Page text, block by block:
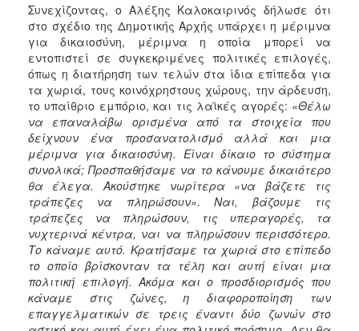
Συνεχίζοντας, ο Αλέξης Καλοκαιρινός δήλωσε ότι
στο σχέδιο της Δημοτικής Αρχής υπάρχει η μέριμνα
για δικαιοσύνη, μέριμνα η οποία μπορεί να
εντοπιστεί σε συγκεκριμένες πολιτικές επιλογές,
όπως η διατήρηση των τελών στα ίδια επίπεδα για
τα χωριά, τους κοινόχρηστους χώρους, την άρδευση,
το υπαίθριο εμπόριο, και τις λαϊκές αγορές: «Θέλω
να επαναλάβω ορισμένα από τα στοιχεία που
δείχνουν ένα προσανατολισμό αλλά και μια
μέριμνα για δικαιοσύνη. Είναι δίκαιο το σύστημα
συνολικά; Προσπαθήσαμε να το κάνουμε δικαιότερο
θα έλεγα. Ακούστηκε νωρίτερα «να βάζετε τις
τράπεζες να πληρώσουν». Ναι, βάζουμε τις
τράπεζες να πληρώσουν, τις υπεραγορές, τα
νυχτερινά κέντρα, ναι να πληρώσουν περισσότερο.
Το κάναμε αυτό. Κρατήσαμε τα χωριά στο επίπεδο
το οποίο βρίσκονταν τα τέλη και αυτή είναι μια
πολιτική επιλογή. Ακόμα και ο προσδιορισμός που
κάναμε στις ζώνες, η διαφοροποίηση των
επαγγελματικών σε τρεις έναντι δύο ζωνών στο